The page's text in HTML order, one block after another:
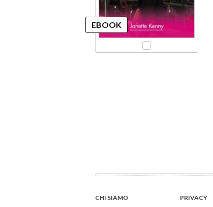
CHI SIAMO
PRIVACY